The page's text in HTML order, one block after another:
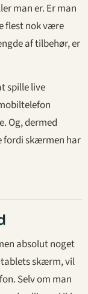
man er. Er man
flest nok være
af tilbehør, er
spille live
Og, dermed
fordi skærmen har
absolut noget
tablets skærm, vil
Selv om man